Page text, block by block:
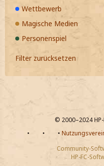
Wettbewerb
Magische Medien
Personenspiel
Filter zurücksetzen
© 2000–2024 HP-
•
• •
Community-
HP-FC-